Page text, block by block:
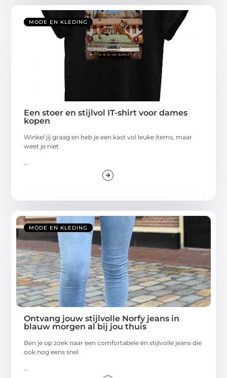
MODE EN KLEDING
Een stoer en stijlvol IT-shirt voor dames
kopen
Winkel jij graag en heb je een kast vol leuke items, maar
weet je niet
MODE EN KLEDING
Ontvang jouw stijlvolle Norfy jeans in
blauw morgen al bij jou thuis
Ben je op zoek naar een comfortabele én stijlvolle jeans die
ook nog eens snel
...